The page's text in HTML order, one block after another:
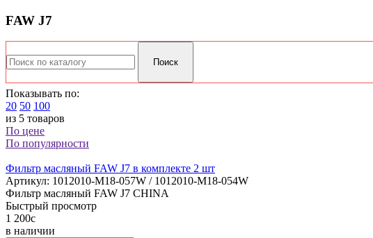
FAW J7
Показывать по:
20 50 100
из 5 товаров
По цене
По популярности
Фильтр масляный FAW J7 в комплекте 2 шт
Артикул: 1012010-M18-057W / 1012010-М18-054W
Фильтр масляный FAW J7 CHINA
Быстрый просмотр
1 200c
в наличии